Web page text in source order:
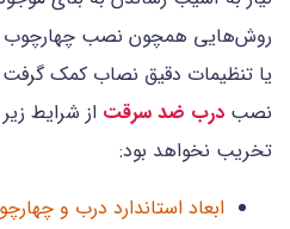
روش‌هایی همچون نصب چهارچوب
یا تنظیمات دقیق نصاب کمک
نصب درب ضد سرقت از شرایط
تخریب نخواهد بود:
ابعاد استاندارد درب و